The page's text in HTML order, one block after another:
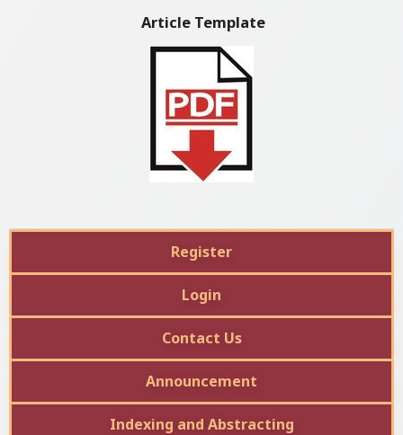
Article Template
Register
Login
Contact Us
Announcement
Indexing and Abstracting